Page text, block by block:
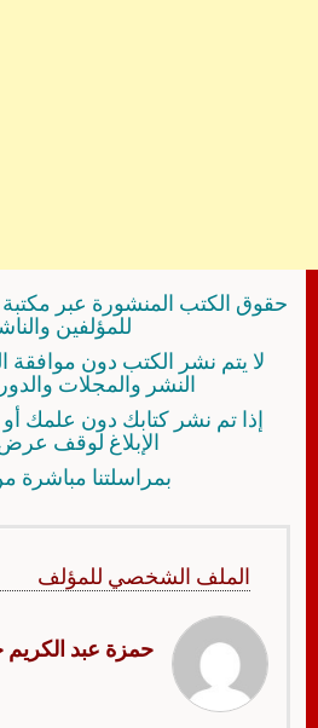
حقوق الكتب المنشورة عبر
للمؤلفين
لا يتم نشر الكتب دون
النشر والمجلات
إذا تم نشر كتابك دون علمك أو
الإبلاغ لوقف
بمراسلتنا مباشرة
الملف الشخصي للمؤلف
حمزة عبد الكريم